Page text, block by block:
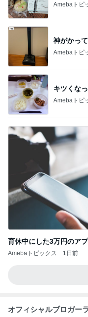
Amebaトピ
神がかっ
Amebaトピ
キツくな
Amebaトピ
育休中にした3万円のア
Amebaトピックス 1日前
オフィシャルブロガー